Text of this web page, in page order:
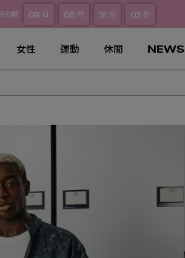
倒數 09 日 06 時 31 分 02 秒
女性 運動 休閒 NEWS